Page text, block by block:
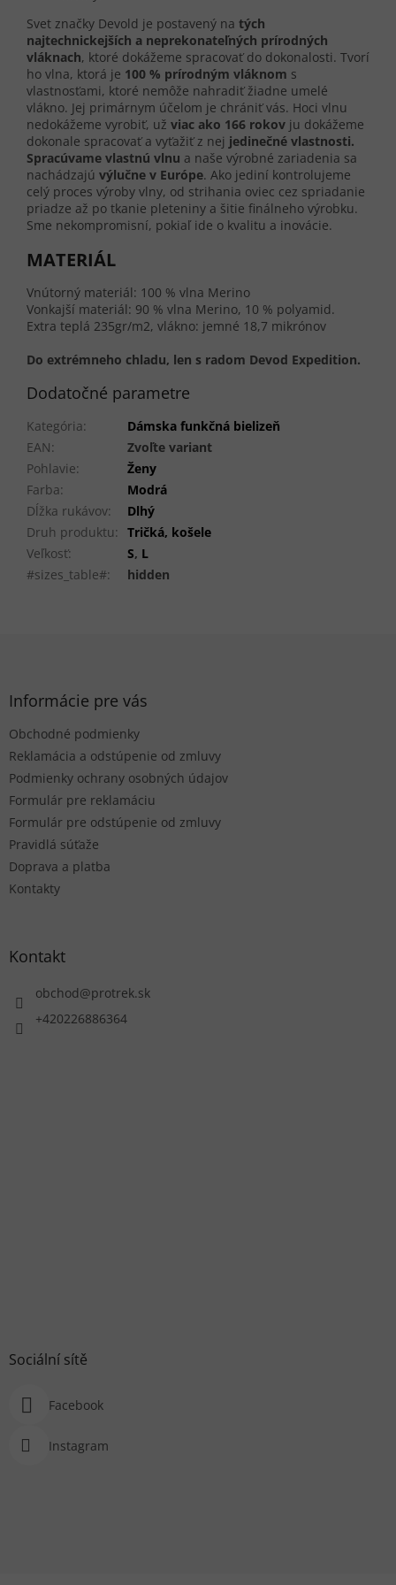
Svet značky Devold je postavený na tých
najtechnickejších a neprekonateľných prírodných
vláknach, ktoré dokážeme spracovať do dokonalosti. Tvorí
ho vlna, ktorá je 100 % prírodným vláknom s
vlastnosťami, ktoré nemôže nahradiť žiadne umelé
vlákno. Jej primárnym účelom je chrániť vás. Hoci vlnu
nedokážeme vyrobiť, už viac ako 166 rokov ju dokážeme
dokonale spracovať a vyťažiť z nej jedinečné vlastnosti.
Spracúvame vlastnú vlnu a naše výrobné zariadenia sa
nachádzajú výlučne v Európe. Ako jediní kontrolujeme
celý proces výroby vlny, od strihania oviec cez spriadanie
priadze až po tkanie pleteniny a šitie finálneho výrobku.
Sme nekompromisní, pokiaľ ide o kvalitu a inovácie.
MATERIÁL
Vnútorný materiál: 100 % vlna Merino
Vonkajší materiál: 90 % vlna Merino, 10 % polyamid.
Extra teplá 235gr/m2, vlákno: jemné 18,7 mikrónov
Do extrémneho chladu, len s radom Devod Expedition.
Dodatočné parametre
Kategória:
Dámska funkčná bielizeň
EAN:
Zvoľte variant
Pohlavie:
Ženy
Farba:
Modrá
Dĺžka rukávov:
Dlhý
Druh produktu: Tričká, košele
Veľkosť: S, L
#sizes_table#: hidden
Informácie pre vás
Obchodné podmienky
Reklamácia a odstúpenie od zmluvy
Podmienky ochrany osobných údajov
Formulár pre reklamáciu
Formulár pre odstúpenie od zmluvy
Pravidlá súťaže
Doprava a platba
Kontakty
Kontakt
obchod@protrek.sk
+420226886364
Sociální sítě
Facebook
Instagram